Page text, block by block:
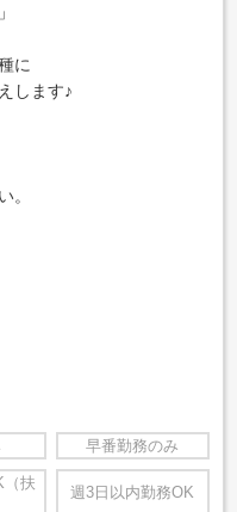
」
に
します♪
。
早番勤務のみ
（扶
週3日以内勤務OK